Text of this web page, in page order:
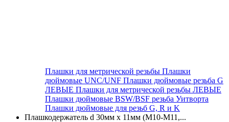
Плашки для метрической резьбы Плашки
дюймовые UNC/UNF Плашки дюймовые резьба G
ЛЕВЫЕ Плашки для метрической резьбы ЛЕВЫЕ
Плашки дюймовые BSW/BSF резьба Уитворта
Плашки дюймовые для резьб G, R и K
Плашкодержатель d 30мм х 11мм (М10-М11,...